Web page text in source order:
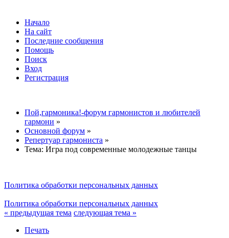
Начало
На сайт
Последние сообщения
Помощь
Поиск
Вход
Регистрация
Пой,гармоника!-форум гармонистов и любителей
гармони »
Основной форум »
Репертуар гармониста »
Тема: Игра под современные молодежные танцы
Политика обработки персональных данных
Политика обработки персональных данных
« предыдущая тема следующая тема »
Печать